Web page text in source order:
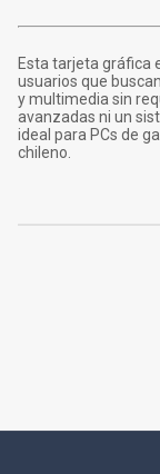
Esta tarjeta gráfica
usuarios que
y multimedia sin
avanzadas ni un
ideal para PCs de
chileno.